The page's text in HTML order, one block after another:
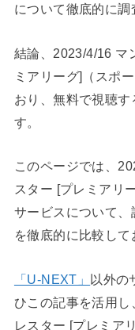
について徹底的に調
結論、2023/4/16 マ
ミアリーグ]（スポ
おり、無料で視聴す
す。
このページでは、
スター [プレミアリ
サービスについて
を徹底的に比較して
「U-NEXT」 以外の
ひこの記事を活用
レスター [プレミア